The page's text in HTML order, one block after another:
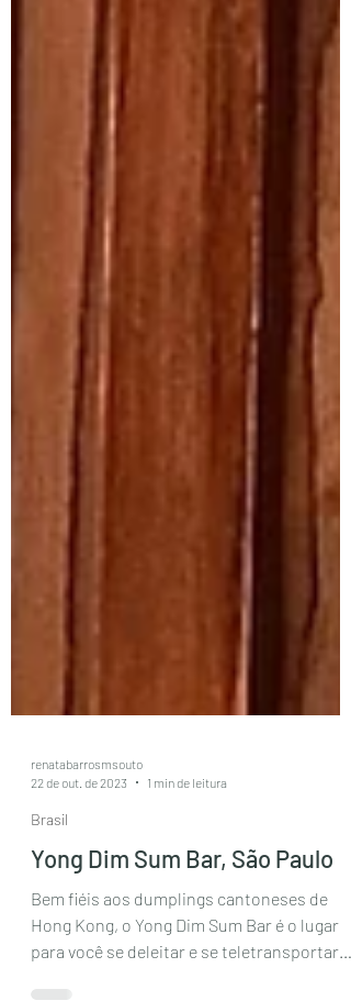
renatabarrosmsouto
22 de out. de 2023
Brasil
Yong Dim Sum Bar, São Paulo
Bem fiéis aos dumplings cantoneses de